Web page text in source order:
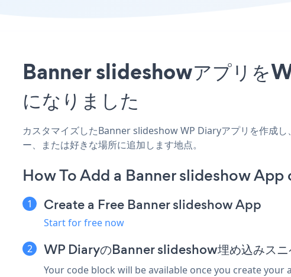
Banner slideshowアプリを
になりました
カスタマイズしたBanner slideshow WP Diaryアプリを作成
ー、または好きな場所に追加します地点。
How To Add a Banner slideshow App
Create a Free Banner slideshow App
Start for free now
WP DiaryのBanner slideshow埋め込みスニ
Your code block will be available once you create your